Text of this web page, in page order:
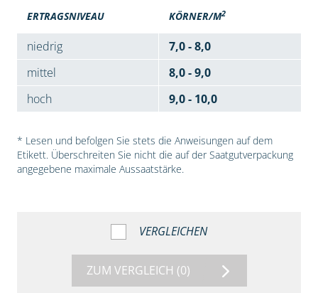
ERTRAGSNIVEAU KÖRNER/M2
niedrig
7,0 - 8,0
mittel
8,0 - 9,0
hoch
9,0 - 10,0
* Lesen und befolgen Sie stets die Anweisungen auf dem
Etikett. Überschreiten Sie nicht die auf der Saatgutverpackung
angegebene maximale Aussaatstärke.
VERGLEICHEN
ZUM VERGLEICH (0)